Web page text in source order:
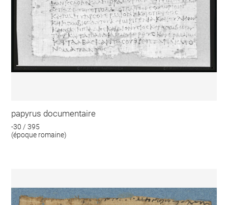
papyrus documentaire
-30 / 395
(époque romaine)